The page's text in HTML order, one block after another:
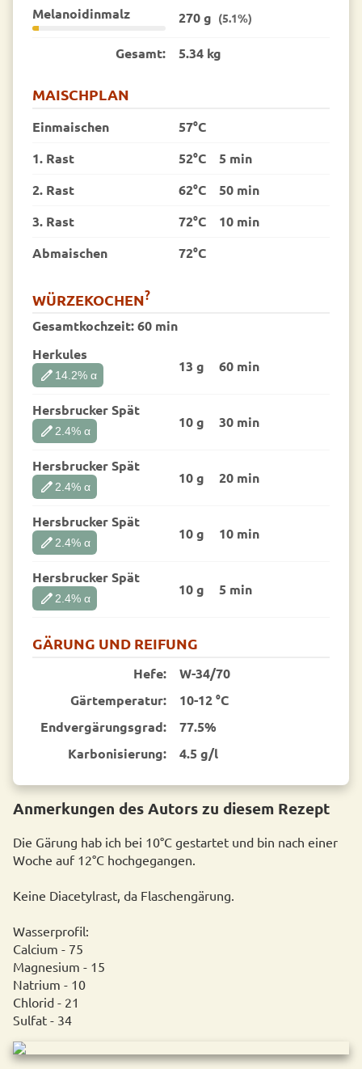
Melanoidinmalz 270 g (5.1%)
Gesamt: 5.34 kg
MAISCHPLAN
Einmaischen
57°C
1. Rast
52°C
5 min
2. Rast
62°C
50 min
3. Rast
72°C
10 min
Abmaischen
72°C
WÜRZEKOCHEN?
Gesamtkochzeit:60 min
Herkules
edit 14.2% α
13 g 60 min
Hersbrucker Spät
edit 2.4% α
10 g 30 min
Hersbrucker Spät
edit 2.4% α
10 g 20 min
Hersbrucker Spät
edit 2.4% α
10 g 10 min
Hersbrucker Spät
edit 2.4% α
10 g 5 min
GÄRUNG UND REIFUNG
Hefe:
W-34/70
Gärtemperatur:
10-12 °C
End­vergärungsgrad:
77.5%
Karbonisierung:
4.5 g/l
Anmerkungen des Autors zu diesem Rezept
Die Gärung hab ich bei 10°C gestartet und bin nach einer
Woche auf 12°C hochgegangen.
Keine Diacetylrast, da Flaschengärung.
Wasserprofil:
Calcium - 75
Magnesium - 15
Natrium - 10
Chlorid - 21
Sulfat - 34